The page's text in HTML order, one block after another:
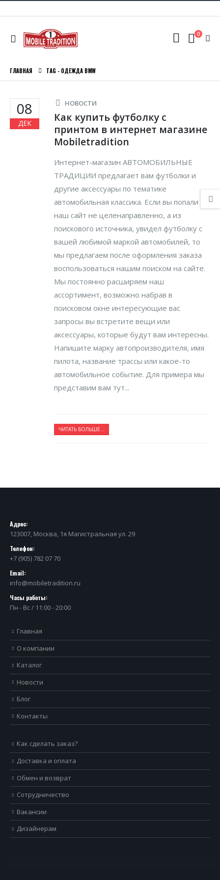
0
ГЛАВНАЯ TAG - ОДЕЖДА BMW
08
ДЕК
НОВОСТИ
Как купить футболку с
принтом в интернет магазине
Mobiletradition
Интернет-магазин АВТОМОБИЛЬНЫЕ
ТРАДИЦИИ предлагает вам футболки и
другие аксессуары по тематике
автомобильная классика. Если вы попали на
наш сайт не целенаправленно, а из
поискового источника, увидел футболку с
вашей любимой маркой автомобилей, то
мы предлагаем после оформления заказа
воспользоваться нашим поиском на сайте.
Мы постоянно расширяем наш
ассортимент, возможно набрав в
поисковом окне интересующие вас
запросы вы встретите вещи или
аксессуары, которые будут вам интересны.
Напишите марку автопроизводителя, имя
пилота, название трассы или какое-то
автомобильное событие. Для примера мы
представим вам тут...
ЧИТАТЬ БОЛЬШЕ...
Адрес:
123007, Москва, 1я Магистральная ул. 29
Телефон:
+7 (905) 782 07 70
Email:
info@mobiletradition.ru
Часы работы:
Пн - Вс / 11:00 - 20:00
Главная
О компании
Каталог
Новости
Блог
Контакты
Как сделать заказ?
Доставка и оплата
Обмен и возврат
Сотрудничество
Вакансии
Дизайнерам